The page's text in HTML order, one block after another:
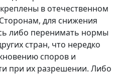
в отечественном
для снижения
либо перенимать нормы
стран, что нередко
споров и
при их разрешении. Либо